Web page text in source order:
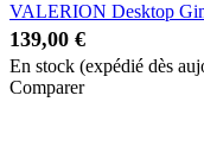
VALERION Desktop
139,00 €
En stock (expédié dès
Comparer